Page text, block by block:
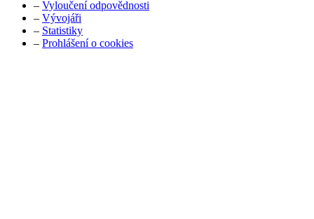
– Vyloučení odpovědnosti
– Vývojáři
– Statistiky
– Prohlášení o cookies